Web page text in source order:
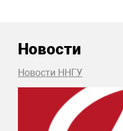
Новости
Новости ННГУ